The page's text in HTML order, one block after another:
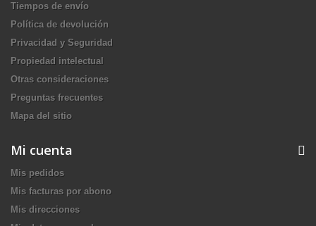
Tiempos de envío
Política de devolución
Privacidad y Seguridad
Propiedad intelectual
Otras consideraciones
Preguntas frecuentes
Mapa del sitio
Mi cuenta
Mis pedidos
Mis facturas por abono
Mis direcciones